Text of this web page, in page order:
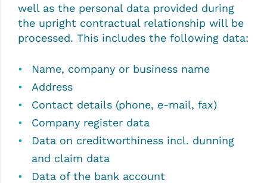
well as the personal data provided during
the upright contractual relationship will be
processed. This includes the following data:
Name, company or business name
Address
Contact details (phone, e-mail, fax)
Company register data
Data on creditworthiness incl. dunning
and claim data
Data of the bank account